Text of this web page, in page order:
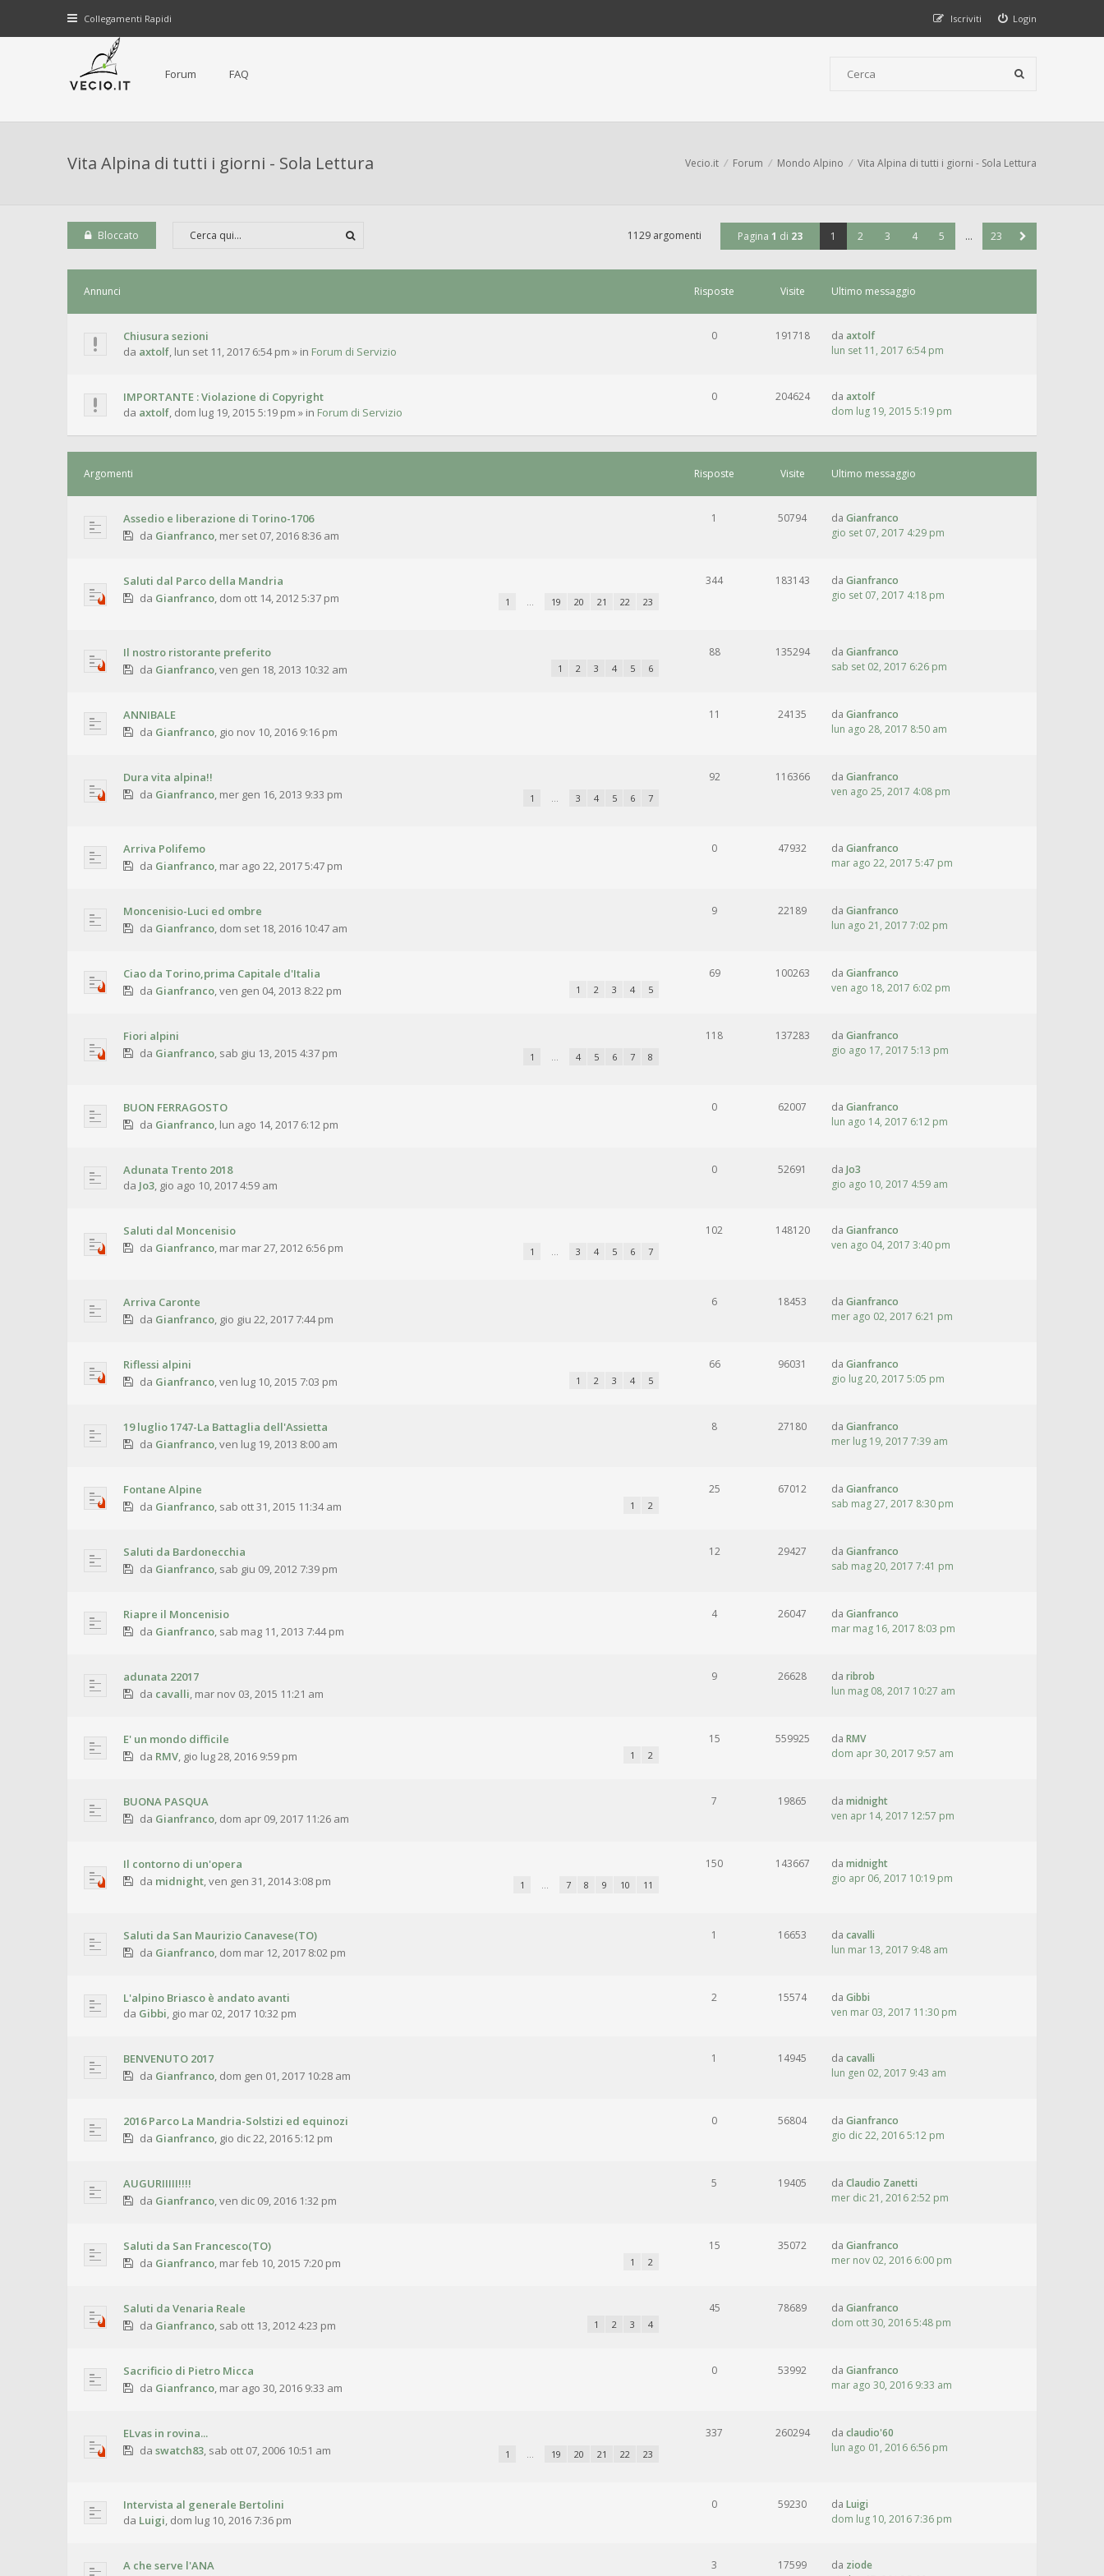
Collegamenti Rapidi Login
Iscriviti
Forum FAQ
Vita Alpina di tutti i giorni - Sola Lettura Vecio.it Forum Mondo Alpino Vita Alpina di tutti i giorni - Sola Lettura
Bloccato 1129 argomenti Pagina 1 di 23 1 2 3 4 5 … 23
Annunci Risposte Visite Ultimo messaggio
Chiusura sezioni
da axtolf, lun set 11, 2017 6:54 pm » in Forum di Servizio
0 191718 da axtolf
lun set 11, 2017 6:54 pm
IMPORTANTE : Violazione di Copyright
da axtolf, dom lug 19, 2015 5:19 pm » in Forum di Servizio
0 204624 da axtolf
dom lug 19, 2015 5:19 pm
Argomenti Risposte Visite Ultimo messaggio
Assedio e liberazione di Torino-1706
da Gianfranco, mer set 07, 2016 8:36 am
1 50794 da Gianfranco
gio set 07, 2017 4:29 pm
Saluti dal Parco della Mandria
da Gianfranco, dom ott 14, 2012 5:37 pm 1 … 19 20 21 22 23
344 183143 da Gianfranco
gio set 07, 2017 4:18 pm
Il nostro ristorante preferito
da Gianfranco,ven gen 18, 2013 10:32 am 1 2 3 4 5 6
88 135294 da Gianfranco
sab set 02, 2017 6:26 pm
ANNIBALE
da Gianfranco, gio nov 10, 2016 9:16 pm
11 24135 da Gianfranco
lun ago 28, 2017 8:50 am
Dura vita alpina!!
da Gianfranco, mer gen 16, 2013 9:33 pm 1 … 3 4 5 6 7
92 116366 da Gianfranco
ven ago 25, 2017 4:08 pm
Arriva Polifemo
da Gianfranco, mar ago 22, 2017 5:47 pm
0 47932 da Gianfranco
mar ago 22, 2017 5:47 pm
Moncenisio-Luci ed ombre
da Gianfranco, dom set 18, 2016 10:47 am
9 22189 da Gianfranco
lun ago 21, 2017 7:02 pm
Ciao da Torino,prima Capitale d'Italia
da Gianfranco,ven gen 04, 2013 8:22 pm 1 2 3 4 5
69 100263 da Gianfranco
ven ago 18, 2017 6:02 pm
Fiori alpini
da Gianfranco, sab giu 13, 2015 4:37 pm 1 … 4 5 6 7 8
118 137283 da Gianfranco
gio ago 17, 2017 5:13 pm
BUON FERRAGOSTO
da Gianfranco, lun ago 14, 2017 6:12 pm
0 62007 da Gianfranco
lun ago 14, 2017 6:12 pm
Adunata Trento 2018
da Jo3, gio ago 10, 2017 4:59 am
0 52691 da Jo3
gio ago 10, 2017 4:59 am
Saluti dal Moncenisio
da Gianfranco, mar mar 27, 2012 6:56 pm 1 … 3 4 5 6 7
102 148120 da Gianfranco
ven ago 04, 2017 3:40 pm
Arriva Caronte
da Gianfranco, gio giu 22, 2017 7:44 pm
6 18453 da Gianfranco
mer ago 02, 2017 6:21 pm
Riflessi alpini
da Gianfranco,ven lug 10, 2015 7:03 pm 1 2 3 4 5
66 96031 da Gianfranco
gio lug 20, 2017 5:05 pm
19 luglio 1747-La Battaglia dell'Assietta
da Gianfranco,ven lug 19, 2013 8:00 am
8 27180 da Gianfranco
mer lug 19, 2017 7:39 am
Fontane Alpine
da Gianfranco, sab ott 31, 2015 11:34 am 1 2
25 67012 da Gianfranco
sab mag 27, 2017 8:30 pm
Saluti da Bardonecchia
da Gianfranco, sab giu 09, 2012 7:39 pm
12 29427 da Gianfranco
sab mag 20, 2017 7:41 pm
Riapre il Moncenisio
da Gianfranco, sab mag 11, 2013 7:44 pm
4 26047 da Gianfranco
mar mag 16, 2017 8:03 pm
adunata 22017
da cavalli, mar nov 03, 2015 11:21 am
9 26628 da ribrob
lun mag 08, 2017 10:27 am
E' un mondo difficile
da RMV, gio lug 28, 2016 9:59 pm 1 2
15 559925 da RMV
dom apr 30, 2017 9:57 am
BUONA PASQUA
da Gianfranco, dom apr 09, 2017 11:26 am
7 19865 da midnight
ven apr 14, 2017 12:57 pm
Il contorno di un'opera
da midnight,ven gen 31, 2014 3:08 pm 1 … 7 8 9 10 11
150 143667 da midnight
gio apr 06, 2017 10:19 pm
Saluti da San Maurizio Canavese(TO)
da Gianfranco, dom mar 12, 2017 8:02 pm
1 16653 da cavalli
lun mar 13, 2017 9:48 am
L'alpino Briasco è andato avanti
da Gibbi, gio mar 02, 2017 10:32 pm
2 15574 da Gibbi
ven mar 03, 2017 11:30 pm
BENVENUTO 2017
da Gianfranco, dom gen 01, 2017 10:28 am
1 14945 da cavalli
lun gen 02, 2017 9:43 am
2016 Parco La Mandria-Solstizi ed equinozi
da Gianfranco, gio dic 22, 2016 5:12 pm
0 56804 da Gianfranco
gio dic 22, 2016 5:12 pm
AUGURIIIII!!!!
da Gianfranco,ven dic 09, 2016 1:32 pm
5 19405 da Claudio Zanetti
mer dic 21, 2016 2:52 pm
Saluti da San Francesco(TO)
da Gianfranco, mar feb 10, 2015 7:20 pm 1 2
15 35072 da Gianfranco
mer nov 02, 2016 6:00 pm
Saluti da Venaria Reale
da Gianfranco, sab ott 13, 2012 4:23 pm 1 2 3 4
45 78689 da Gianfranco
dom ott 30, 2016 5:48 pm
Sacrificio di Pietro Micca
da Gianfranco, mar ago 30, 2016 9:33 am
0 53992 da Gianfranco
mar ago 30, 2016 9:33 am
ELvas in rovina...
da swatch83, sab ott 07, 2006 10:51 am 1 … 19 20 21 22 23
337 260294 da claudio'60
lun ago 01, 2016 6:56 pm
Intervista al generale Bertolini
da Luigi, dom lug 10, 2016 7:36 pm
0 59230 da Luigi
dom lug 10, 2016 7:36 pm
A che serve l'ANA
3 17599 da ziode